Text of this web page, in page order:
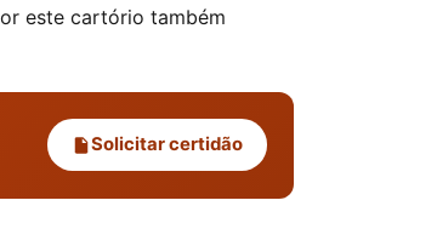
este cartório também
Solicitar certidão